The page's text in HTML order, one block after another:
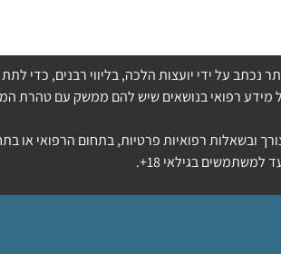
נכתב על ידי יועצות הלכה, בליווי רבנים,
מידע רפואי בנושאים שיש להם ממשק עם טהרת
ובשאלות רפואיות פרטיות, בתחום הרפואי או
למשתמשים בגילאי 18+.